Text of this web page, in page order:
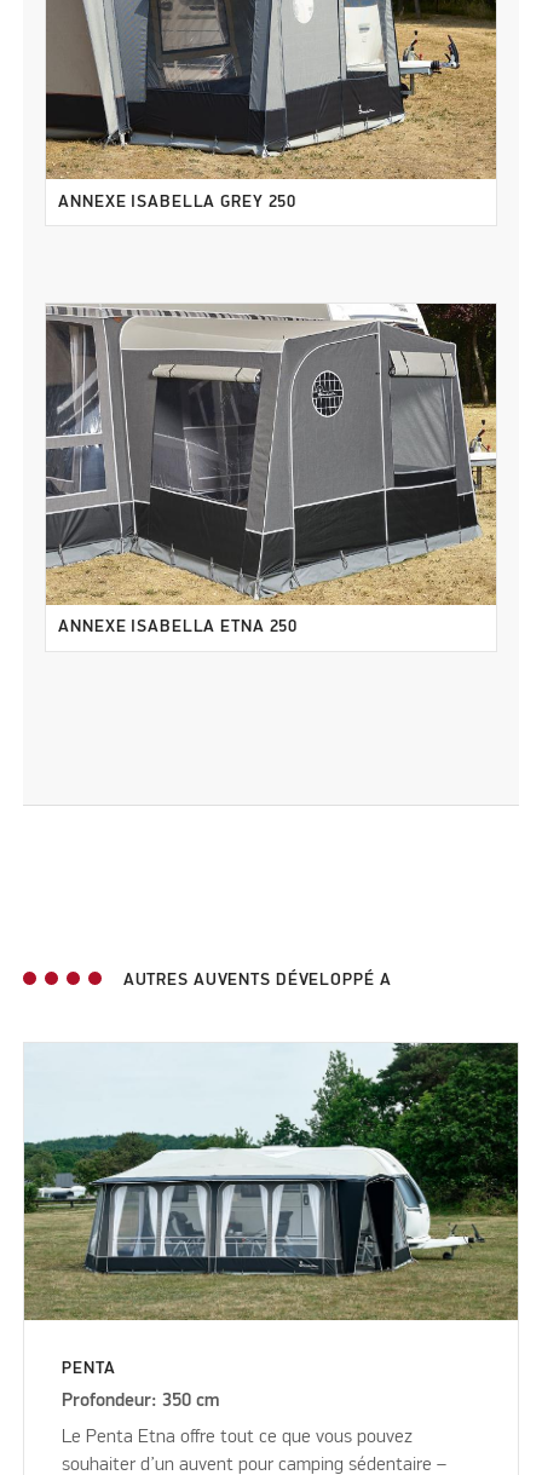
ANNEXE ISABELLA GREY 250
ANNEXE ISABELLA ETNA 250
AUTRES AUVENTS DÉVELOPPÉ A
PENTA
Profondeur: 350 cm
Le Penta Etna offre tout ce que vous pouvez
souhaiter d’un auvent pour camping sédentaire –